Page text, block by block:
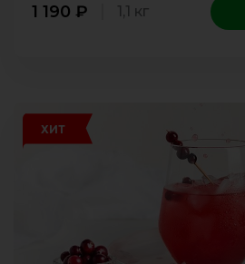
1 190 ₽ 1,1 кг
ХИТ